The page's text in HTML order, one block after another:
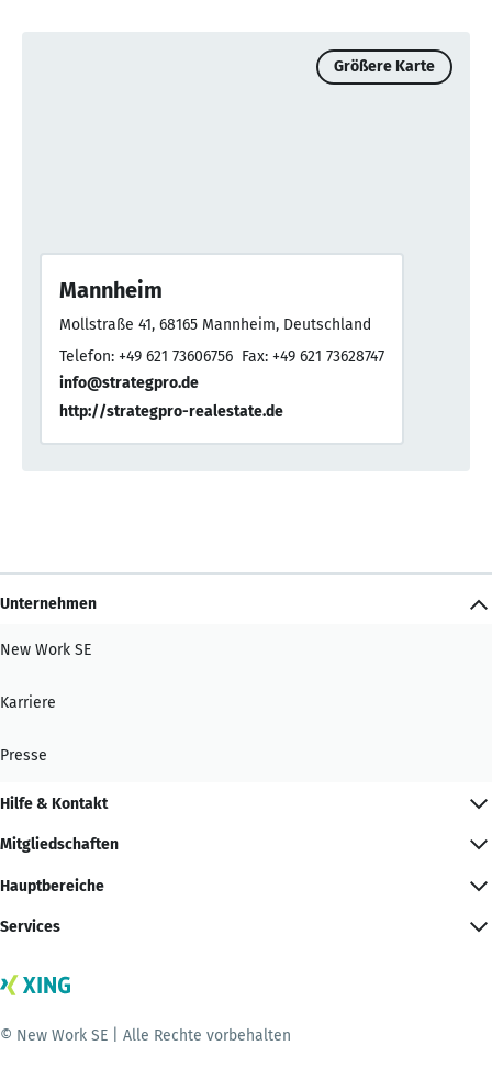
Größere Karte
Mannheim
Mollstraße 41, 68165 Mannheim, Deutschland
Telefon: +49 621 73606756 Fax: +49 621 73628747
info@strategpro.de
http://strategpro-realestate.de
Unternehmen
New Work SE
Karriere
Presse
Hilfe & Kontakt
Mitgliedschaften
Hauptbereiche
Services
© New Work SE | Alle Rechte vorbehalten